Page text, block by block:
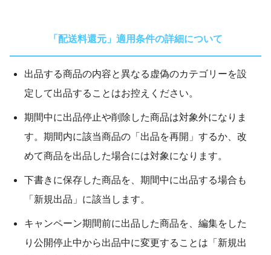
「配送料還元」適用条件の詳細について
出品する商品の内容と異なる虚偽のカテゴリーを設
定して出品することはお控えください。
期間中に出品停止や削除した商品は対象外になりま
す。期間内に該当商品の「出品を再開」するか、改
めて商品を出品した場合には対象になります。
下書きに保存した商品を、期間中に出品する場合も
「新規出品」に該当します。
キャンペーン期間前に出品した商品を、編集をした
り公開停止中から出品中に変更することは「新規出